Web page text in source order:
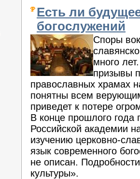
Есть ли
богослужений
Споры
много
призывы
православных храмах
понятны всем
приведет к потере
В конце прошлого года
Российской академии
изучению церковно-
язык современного
не описан.
культуры».